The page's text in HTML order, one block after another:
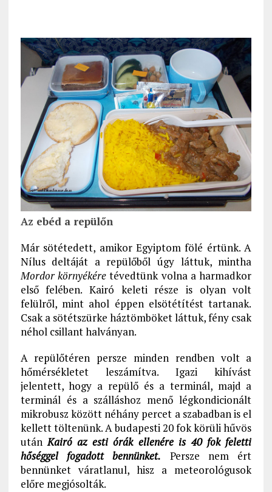
Az ebéd a repülőn
Már sötétedett, amikor Egyiptom fölé értünk. A
Nílus deltáját a repülőből úgy láttuk, mintha
Mordor környékéretévedtünk volna a harmadkor
első felében. Kairó keleti része is olyan volt
felülről, mint ahol éppen elsötétítést tartanak.
Csak a sötétszürke háztömböket láttuk, fény csak
néhol csillant halványan.
A repülőtéren persze minden rendben volt a
hőmérsékletet leszámítva. Igazi kihívást
jelentett, hogy a repülő és a terminál, majd a
terminál és a szálláshoz menő légkondicionált
mikrobusz között néhány percet a szabadban is el
kellett töltenünk. A budapesti 20 fok körüli hűvös
utánKairó az esti órák ellenére is 40 fok feletti
hőséggel fogadott bennünket. Persze nem ért
bennünket váratlanul, hisz a meteorológusok
előre megjósolták.